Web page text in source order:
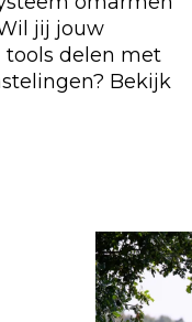
jij jouw
tools delen met
Bekijk